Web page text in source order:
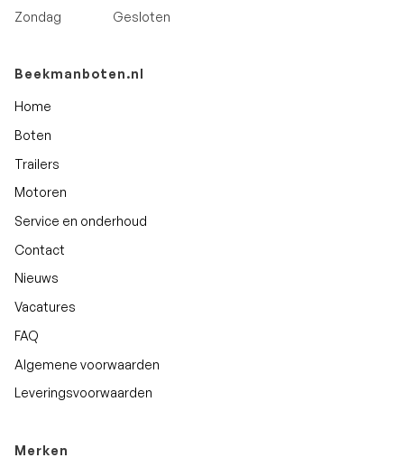
Zondag
Gesloten
Beekmanboten.nl
Home
Boten
Trailers
Motoren
Service en onderhoud
Contact
Nieuws
Vacatures
FAQ
Algemene voorwaarden
Leveringsvoorwaarden
Merken